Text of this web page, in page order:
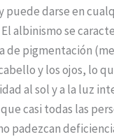
puede darse en
albinismo se
de pigmentación
y los ojos, lo
al sol y a la luz
casi todas las
padezcan